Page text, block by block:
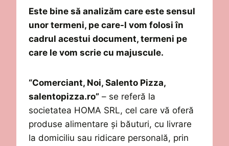
Este bine să analizăm care este sensul
unor termeni, pe care-l vom folosi în
cadrul acestui document, termeni pe
care le vom scrie cu majuscule.
“Comerciant, Noi, Salento Pizza,
salentopizza.ro” – se referă la
societatea HOMA SRL, cel care vă oferă
produse alimentare și băuturi, cu livrare
la domiciliu sau ridicare personală, prin